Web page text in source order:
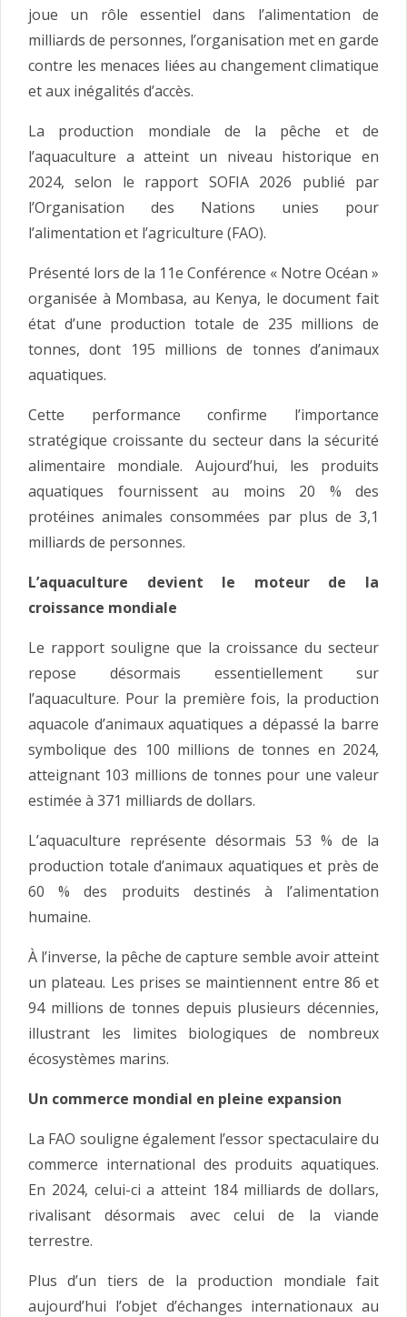
joue un rôle essentiel dans l’alimentation de
milliards de personnes, l’organisation met en garde
contre les menaces liées au changement climatique
et aux inégalités d’accès.
La production mondiale de la pêche et de
l’aquaculture a atteint un niveau historique en
2024, selon le rapport SOFIA 2026 publié par
l’Organisation des Nations unies pour
l’alimentation et l’agriculture (FAO).
Présenté lors de la 11e Conférence « Notre Océan »
organisée à Mombasa, au Kenya, le document fait
état d’une production totale de 235 millions de
tonnes, dont 195 millions de tonnes d’animaux
aquatiques.
Cette performance confirme l’importance
stratégique croissante du secteur dans la sécurité
alimentaire mondiale. Aujourd’hui, les produits
aquatiques fournissent au moins 20 % des
protéines animales consommées par plus de 3,1
milliards de personnes.
L’aquaculture devient le moteur de la
croissance mondiale
Le rapport souligne que la croissance du secteur
repose désormais essentiellement sur
l’aquaculture. Pour la première fois, la production
aquacole d’animaux aquatiques a dépassé la barre
symbolique des 100 millions de tonnes en 2024,
atteignant 103 millions de tonnes pour une valeur
estimée à 371 milliards de dollars.
L’aquaculture représente désormais 53 % de la
production totale d’animaux aquatiques et près de
60 % des produits destinés à l’alimentation
humaine.
À l’inverse, la pêche de capture semble avoir atteint
un plateau. Les prises se maintiennent entre 86 et
94 millions de tonnes depuis plusieurs décennies,
illustrant les limites biologiques de nombreux
écosystèmes marins.
Un commerce mondial en pleine expansion
La FAO souligne également l’essor spectaculaire du
commerce international des produits aquatiques.
En 2024, celui-ci a atteint 184 milliards de dollars,
rivalisant désormais avec celui de la viande
terrestre.
Plus d’un tiers de la production mondiale fait
aujourd’hui l’objet d’échanges internationaux au